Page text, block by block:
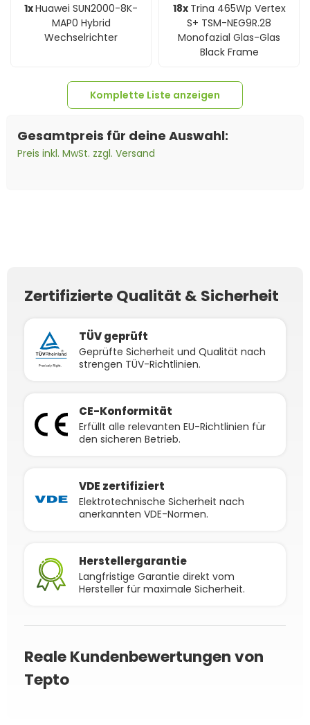
1xHuawei SUN2000-8K-
MAP0 Hybrid
Wechselrichter
18x Trina 465Wp Vertex
S+ TSM-NEG9R.28
Monofazial Glas-Glas
Black Frame
Komplette Liste anzeigen
Gesamtpreis für deine Auswahl:
Preis inkl. MwSt. zzgl. Versand
Zertifizierte Qualität & Sicherheit
TÜV geprüft
Geprüfte Sicherheit und Qualität nach
strengen TÜV-Richtlinien.
CE-Konformität
Erfüllt alle relevanten EU-Richtlinien für
den sicheren Betrieb.
VDE zertifiziert
Elektrotechnische Sicherheit nach
anerkannten VDE-Normen.
Herstellergarantie
Langfristige Garantie direkt vom
Hersteller für maximale Sicherheit.
Reale Kundenbewertungen von
Tepto